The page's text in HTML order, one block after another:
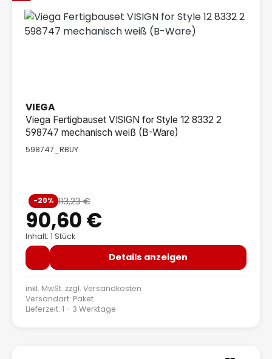
VIEGA
Viega Fertigbauset VISIGN for Style 12 8332 2
598747 mechanisch weiß (B-Ware)
598747_RBUY
Verkaufspreis:
90,60 €
Regulärer Preis:
113,23 €
-20%
Inhalt: 1 Stück
Details anzeigen
inkl. MwSt. zzgl. Versandkosten
Versandart: Paket
Lieferzeit: 1 - 3 Werktage